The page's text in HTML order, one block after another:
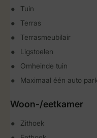
Tuin
Terras
Terrasmeubilair
Ligstoelen
Omheinde tuin
Maximaal één auto
Woon-/eetkamer
Zithoek